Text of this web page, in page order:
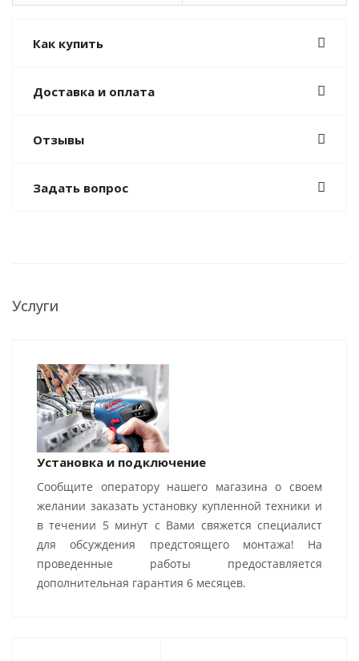
Как купить
Доставка и оплата
Отзывы
Задать вопрос
Услуги
Установка и подключение
Сообщите оператору нашего магазина о своем
желании заказать установку купленной техники и
в течении 5 минут с Вами свяжется специалист
для обсуждения предстоящего монтажа! На
проведенные работы предоставляется
дополнительная гарантия 6 месяцев.